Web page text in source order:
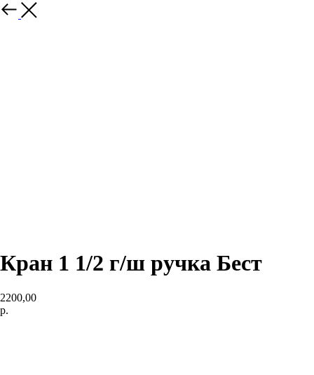
Кран 1 1/2 г/ш ручка Бест
2200,00
р.